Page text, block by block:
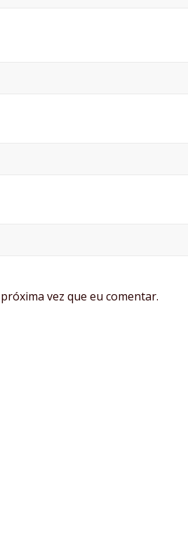
vez que eu comentar.